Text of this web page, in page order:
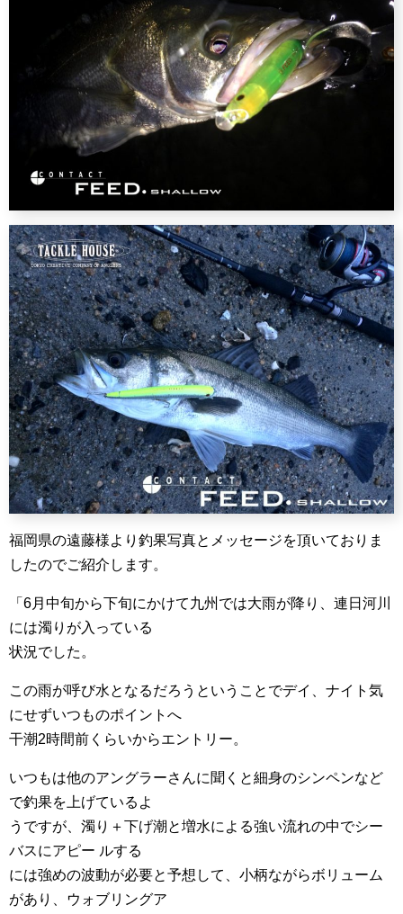
福岡県の遠藤様より釣果写真とメッセージを頂いておりま
したのでご紹介します。
「6月中旬から下旬にかけて九州では大雨が降り、連日河川
には濁りが入っている
状況でした。
この雨が呼び水となるだろうということでデイ、ナイト気
にせずいつものポイントへ
干潮2時間前くらいからエントリー。
いつもは他のアングラーさんに聞くと細身のシンペンなど
で釣果を上げているよ
うですが、濁り＋下げ潮と増水による強い流れの中でシー
バスにアピー ルする
には強めの波動が必要と予想して、小柄ながらボリューム
があり、ウォブリングア